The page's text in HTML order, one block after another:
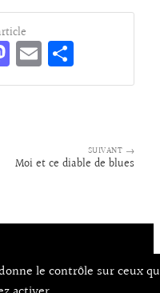
M
as
o
E
m rt
SUIVANT →
Moi et ce diable de blues
À Propos d’Aux Arts
Mentions Légales / CGU
le contrôle sur ceux